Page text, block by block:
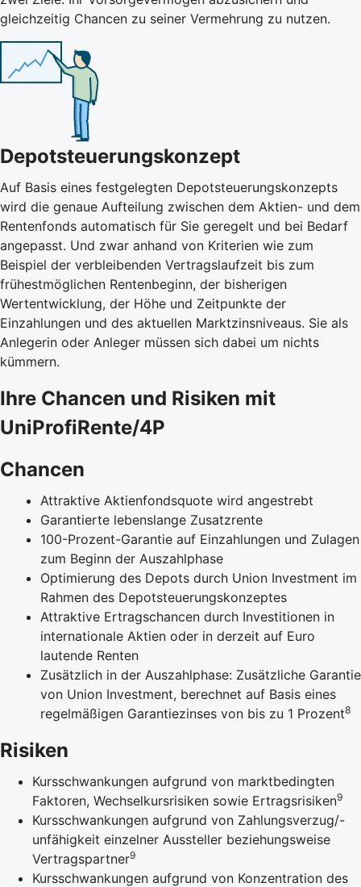
gleichzeitig Chancen zu seiner Vermehrung zu nutzen.
Depotsteuerungskonzept
Auf Basis eines festgelegten Depotsteuerungskonzepts
wird die genaue Aufteilung zwischen dem Aktien- und dem
Rentenfonds automatisch für Sie geregelt und bei Bedarf
angepasst. Und zwar anhand von Kriterien wie zum
Beispiel der verbleibenden Vertragslaufzeit bis zum
frühestmöglichen Rentenbeginn, der bisherigen
Wertentwicklung, der Höhe und Zeitpunkte der
Einzahlungen und des aktuellen Marktzinsniveaus. Sie als
Anlegerin oder Anleger müssen sich dabei um nichts
kümmern.
Ihre Chancen und Risiken mit
UniProfiRente/4P
Chancen
Attraktive Aktienfondsquote wird angestrebt
Garantierte lebenslange Zusatzrente
100-Prozent-Garantie auf Einzahlungen und Zulagen
zum Beginn der Auszahlphase
Optimierung des Depots durch Union Investment im
Rahmen des Depotsteuerungskonzeptes
Attraktive Ertragschancen durch Investitionen in
internationale Aktien oder in derzeit auf Euro
lautende Renten
Zusätzlich in der Auszahlphase: Zusätzliche Garantie
von Union Investment, berechnet auf Basis eines
regelmäßigen Garantiezinses von bis zu 1 Prozent8
Risiken
Kursschwankungen aufgrund von marktbedingten
Faktoren, Wechselkursrisiken sowie Ertragsrisiken9
Kursschwankungen aufgrund von Zahlungsverzug/-
unfähigkeit einzelner Aussteller beziehungsweise
Vertragspartner9
Kursschwankungen aufgrund von Konzentration des